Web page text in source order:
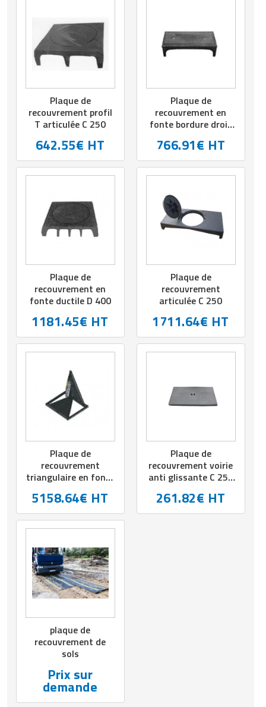
Plaque de
recouvrement profil
T articulée C 250
642.55€ HT
Plaque de
recouvrement en
fonte bordure droit
766.91€ HT
Plaque de
recouvrement en
fonte ductile D 400
1181.45€ HT
Plaque de
recouvrement
articulée C 250
1711.64€ HT
Plaque de
recouvrement
triangulaire en fonte
400KN - 2 à 6
tampons
5158.64€ HT
Plaque de
recouvrement voirie
anti glissante C 250
mm
261.82€ HT
plaque de
recouvrement de
sols
Prix sur
demande